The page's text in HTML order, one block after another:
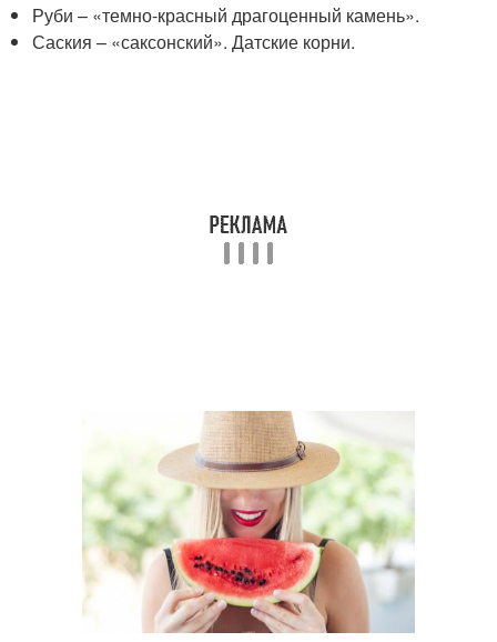
Руби – «темно-красный драгоценный камень».
Саския – «саксонский». Датские корни.